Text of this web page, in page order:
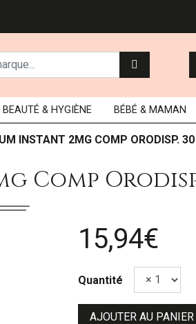
BEAUTÉ & HYGIÈNE BÉBÉ & MAMAN
INSTANT 2MG COMP ORODISP. 30
Comp
15,94€
Quantité
AJOUTER AU PANIER